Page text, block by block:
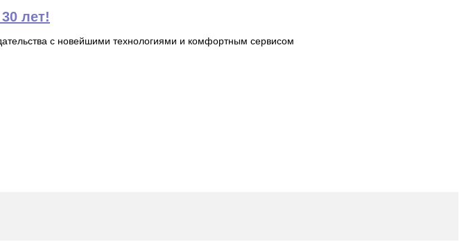
лет!
с новейшими технологиями и комфортным сервисом